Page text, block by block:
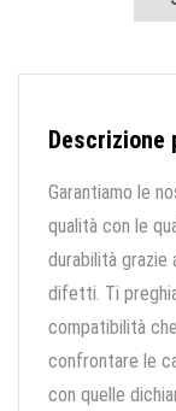
Descrizione
Garantiamo le
qualità con le
durabilità grazie
difetti. Ti
compatibilità
confrontare le
con quelle